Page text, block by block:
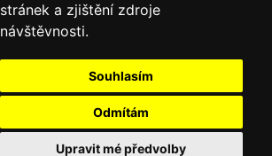
stránek a zjištění zdroje
návštěvnosti.
Souhlasím
Odmítám
Upravit mé předvolby